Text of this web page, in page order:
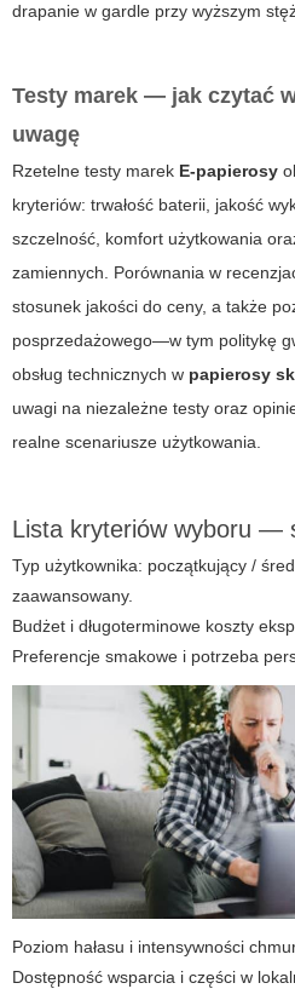
drapanie w gardle przy wyższym
Testy marek — jak czytać
uwagę
Rzetelne testy marek E-papierosy
kryteriów: trwałość baterii, jakość
szczelność, komfort użytkowania
zamiennych. Porównania w
stosunek jakości do ceny, a także
posprzedażowego—w tym politykę
obsług technicznych w papierosy
uwagi na niezależne testy oraz
realne scenariusze użytkowania.
Lista kryteriów wyboru —
Typ użytkownika: początkujący /
zaawansowany.
Budżet i długoterminowe koszty
Preferencje smakowe i potrzeba
Poziom hałasu i intensywności
Dostępność wsparcia i części w